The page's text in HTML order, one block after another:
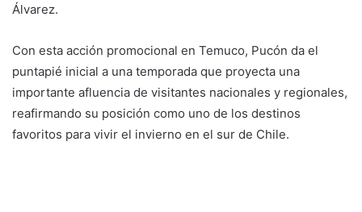
Álvarez.
Con esta acción promocional en Temuco, Pucón da el
puntapié inicial a una temporada que proyecta una
importante afluencia de visitantes nacionales y regionales,
reafirmando su posición como uno de los destinos
favoritos para vivir el invierno en el sur de Chile.